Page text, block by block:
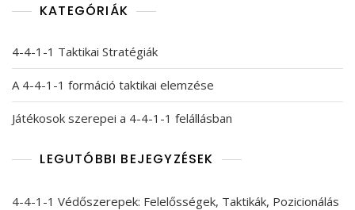
KATEGÓRIÁK
4-4-1-1 Taktikai Stratégiák
A 4-4-1-1 formáció taktikai elemzése
Játékosok szerepei a 4-4-1-1 felállásban
LEGUTÓBBI BEJEGYZÉSEK
4-4-1-1 Védőszerepek: Felelősségek, Taktikák, Pozicionálás